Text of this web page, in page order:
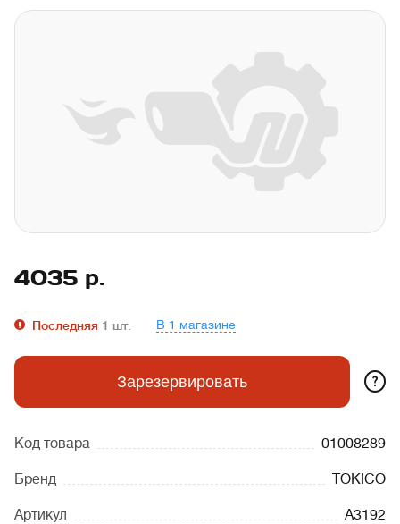
4035 р.
Последняя 1 шт. В 1 магазине
Зарезервировать ?
Код товара 01008289
Бренд TOKICO
Артикул A3192